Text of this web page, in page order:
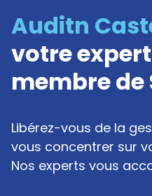
Auditn
votre
membre de
Libérez-vous de la
vous concentrer sur
Nos experts vous